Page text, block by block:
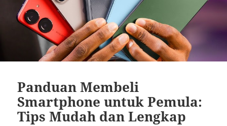
Panduan Membeli
Smartphone untuk Pemula:
Tips Mudah dan Lengkap